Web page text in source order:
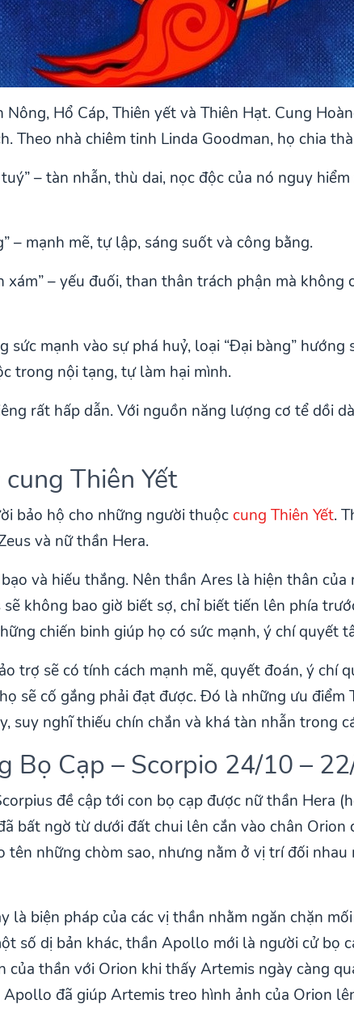
Nông, Hổ Cáp, Thiên yết và Thiên Hạt. Cung
Theo nhà chiêm tinh Linda Goodman, họ chia
– tàn nhẫn, thù dai, nọc độc của nó nguy
– mạnh mẽ, tự lập, sáng suốt và công bằng.
xám” – yếu đuối, than thân trách phận mà không
sức mạnh vào sự phá huỷ, loại “Đại bàng”
trong nội tạng, tự làm hại mình.
rất hấp dẫn. Với nguồn năng lượng cơ tể dồi
Thiên Yết
bảo hộ cho những người thuộc cung Thiên Yết.
và nữ thần Hera.
và hiếu thắng. Nên thần Ares là hiện thân của
không bao giờ biết sợ, chỉ biết tiến lên phía
chiến binh giúp họ có sức mạnh, ý chí quyết
trợ sẽ có tính cách mạnh mẽ, quyết đoán, ý chí
sẽ cố gắng phải đạt được. Đó là những ưu điểm
suy nghĩ thiếu chín chắn và khá tàn nhẫn trong
Bọ Cạp – Scorpio 24/10 –
đề cập tới con bọ cạp được nữ thần Hera
bất ngờ từ dưới đất chui lên cắn vào chân Orion
tên những chòm sao, nhưng nằm ở vị trí đối
là biện pháp của các vị thần nhằm ngăn chặn
số dị bản khác, thần Apollo mới là người cử bọ
thần với Orion khi thấy Artemis ngày càng
đã giúp Artemis treo hình ảnh của Orion